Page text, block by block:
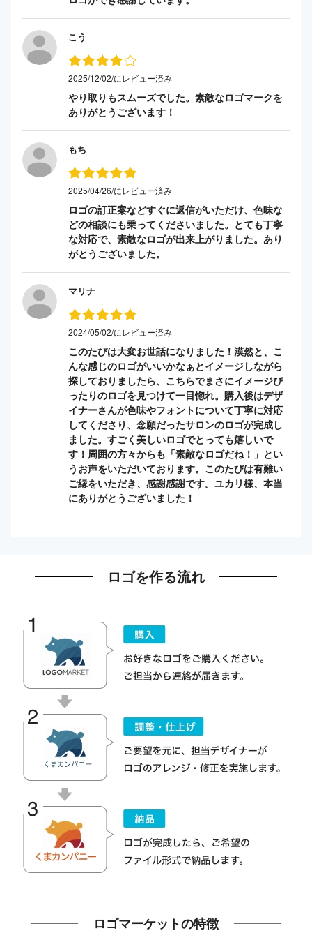
こう
2025/12/02/にレビュー済み
やり取りもスムーズでした。素敵なロゴマークを
ありがとうございます！
もち
2025/04/26/にレビュー済み
ロゴの訂正案などすぐに返信がいただけ、色味な
どの相談にも乗ってくださいました。とても丁寧
な対応で、素敵なロゴが出来上がりました。あり
がとうございました。
マリナ
2024/05/02/にレビュー済み
このたびは大変お世話になりました！漠然と、こ
んな感じのロゴがいいかなぁとイメージしながら
探しておりましたら、こちらでまさにイメージぴ
ったりのロゴを見つけて一目惚れ。購入後はデザ
イナーさんが色味やフォントについて丁寧に対応
してくださり、念願だったサロンのロゴが完成し
ました。すごく美しいロゴでとっても嬉しいで
す！周囲の方々からも「素敵なロゴだね！」とい
うお声をいただいております。このたびは有難い
ご縁をいただき、感謝感謝です。ユカリ様、本当
にありがとうございました！
ロゴを作る流れ
ロゴマーケットの特徴